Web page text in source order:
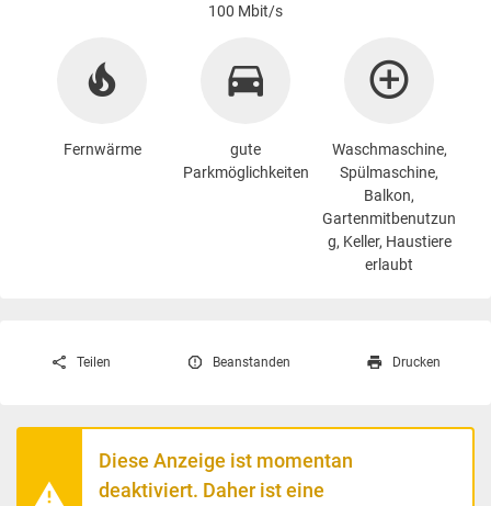
100 Mbit/s
Fernwärme
gute
Parkmöglichkeiten
Waschmaschine,
Spülmaschine,
Balkon,
Gartenmitbenutzun
g, Keller, Haustiere
erlaubt
Teilen Beanstanden Drucken
Diese Anzeige ist momentan
deaktiviert. Daher ist eine